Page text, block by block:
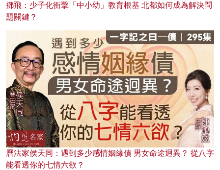
鄧飛：少子化衝擊「中小幼」教育根基 北都如何成為解決問
題關鍵？
曆法家侯天同：遇到多少感情姻緣債 男女命途迥異？ 從八字
能看透你的七情六欲？